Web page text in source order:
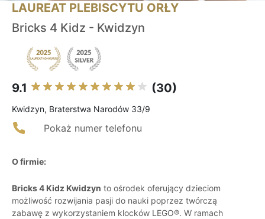
LAUREAT PLEBISCYTU ORŁY
Bricks 4 Kidz - Kwidzyn
9.1 (30)
Kwidzyn, Braterstwa Narodów 33/9
Pokaż numer telefonu
O firmie:
Bricks 4 Kidz Kwidzyn to ośrodek oferujący dzieciom
możliwość rozwijania pasji do nauki poprzez twórczą
zabawę z wykorzystaniem klocków LEGO®. W ramach